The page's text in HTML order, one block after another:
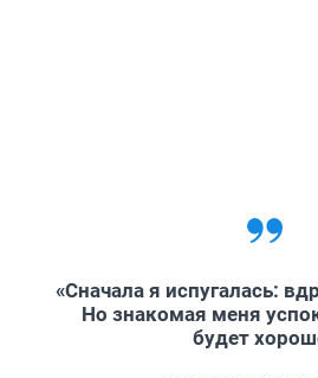
«Сначала я испугалась:
Но знакомая меня
будет